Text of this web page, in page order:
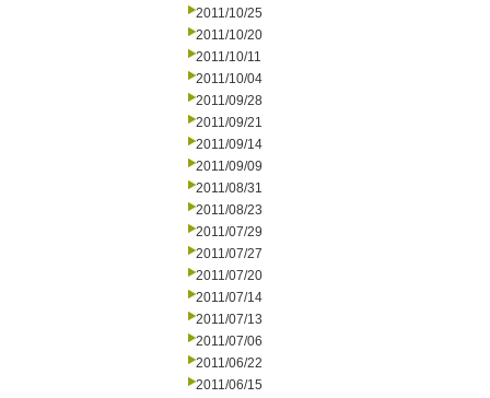
2011/10/25
2011/10/20
2011/10/11
2011/10/04
2011/09/28
2011/09/21
2011/09/14
2011/09/09
2011/08/31
2011/08/23
2011/07/29
2011/07/27
2011/07/20
2011/07/14
2011/07/13
2011/07/06
2011/06/22
2011/06/15